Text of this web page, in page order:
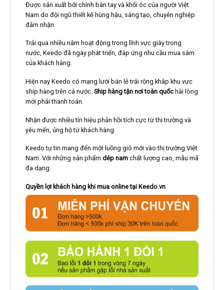
Được sản xuất bởi chính bàn tay và khối óc của người Việt
Nam do đội ngũ thiết kế hùng hậu, sáng tạo, chuyên nghiệp
đảm nhận.
Trải qua nhiều năm hoạt động trong lĩnh vực giày trong
nước, Keedo đã ngày phát triển, đáp ứng nhu cầu mua sắm
của khách hàng.
Hiện nay Keedo có mạng lưới bán lẻ trải rộng khắp khu vực
ship hàng trên cả nước. Ship hàng tận nơi toàn quốchài lòng
mới phải thanh toán.
Nhận được nhiều tín hiệu phản hồi tích cực từ thị trường và
yêu mến, ủng hộ từ khách hàng.
Keedo tự tin mang đến một luồng gió mới vào thị trường Việt
Nam. Với những sản phẩm dép nam chất lượng cao, mẫu mã
đa dạng.
Quyền lợi khách hàng khi mua online tại Keedo.vn